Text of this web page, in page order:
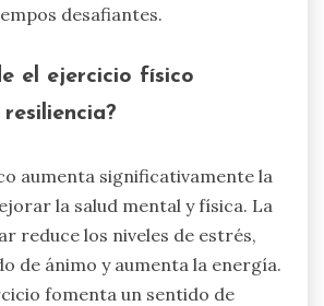
desafiantes.
el ejercicio físico
aumenta significativamente la
la salud mental y física. La
reduce los niveles de estrés,
de ánimo y aumenta la energía.
fomenta un sentido de